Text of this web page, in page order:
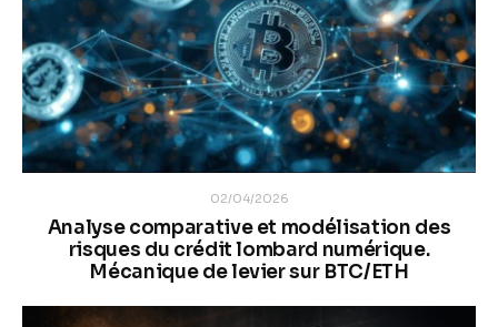
02/04/2026
Analyse comparative et modélisation des
risques du crédit lombard numérique.
Mécanique de levier sur BTC/ETH